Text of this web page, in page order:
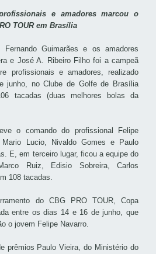
e amadores marcou o
TOUR em Brasília
Guimarães e os amadores
e José A. Ribeiro Filho foi a campeã
profissionais e amadores, realizado
junho, no Clube de Golfe de Brasília
tacadas (duas melhores bolas da
o comando do profissional Felipe
Lucio, Nivaldo Gomes e Paulo
E, em terceiro lugar, ficou a equipe do
Ruiz, Edisio Sobreira, Carlos
108 tacadas.
do CBG PRO TOUR, Copa
entre os dias 14 e 16 de junho, que
o jovem Felipe Navarro.
prêmios Paulo Vieira, do Ministério do